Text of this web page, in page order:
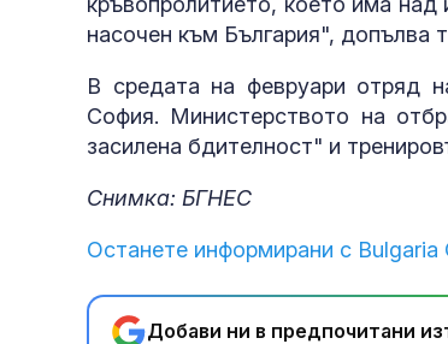
насочен към България", допълва
В средата на февруари отряд
София. Министерството на
засилена бдителност" и
Снимка: БГНЕС
Останете информирани с Bulgaria
Добави ни в предпочитани